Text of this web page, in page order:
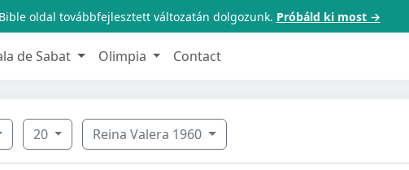
oldal továbbfejlesztett változatán dolgozunk. Próbáld ki most →
de Sabat Olimpia Contact
20 Reina Valera 1960